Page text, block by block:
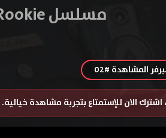
مسلسل The Rookie الموسم الثامن – الحلقة 6
المشاهدة #02
اشترك الان للإستمتاع بتجربة مشاهدة خيالية.